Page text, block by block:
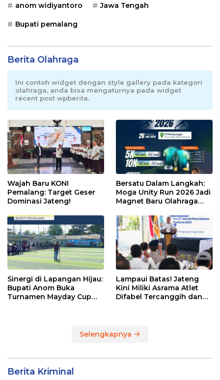
anom widiyantoro Jawa Tengah
Bupati pemalang
Berita Olahraga
Ini contoh widget dengan style gallery pada kategori
olahraga, anda bisa mengaturnya pada widget
recent post wpberita.
Wajah Baru KONI
Pemalang: Target Geser
Dominasi Jateng!
Bersatu Dalam Langkah:
Moga Unity Run 2026 Jadi
Magnet Baru Olahraga
Sinergi di Lapangan Hijau:
Bupati Anom Buka
Turnamen Mayday Cup
Lampaui Batas! Jateng
Kini Miliki Asrama Atlet
Difabel Tercanggih dan
Selengkapnya
Berita Kriminal